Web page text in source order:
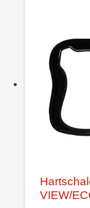
VIEW/